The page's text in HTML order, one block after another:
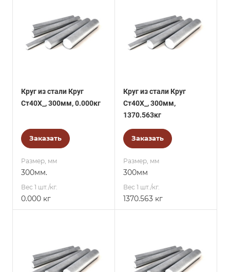
Круг из стали Круг
Ст40Х_, 300мм, 0.000кг
Заказать
Размер, мм
300мм.
Вес 1 шт./кг.
0.000 кг
Круг из стали Круг
Ст40Х_, 300мм,
1370.563кг
Заказать
Размер, мм
300мм
Вес 1 шт./кг.
1370.563 кг